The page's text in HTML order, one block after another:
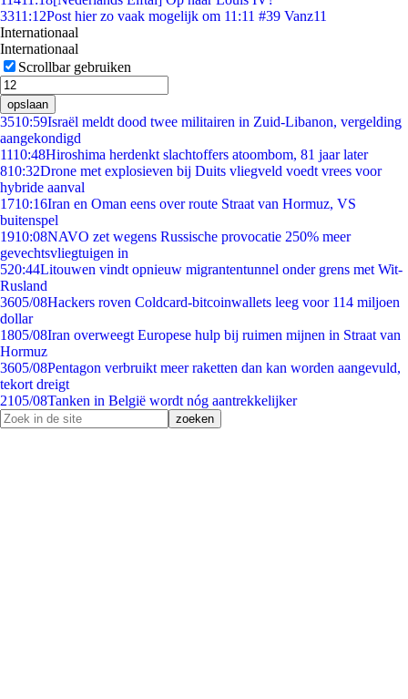
3311:12Post hier zo vaak mogelijk om 11:11 #39 Vanz11
Internationaal
Internationaal
Scrollbar gebruiken
opslaan
3510:59Israël meldt dood twee militairen in Zuid-Libanon, vergelding
aangekondigd
1110:48Hiroshima herdenkt slachtoffers atoombom, 81 jaar later
810:32Drone met explosieven bij Duits vliegveld voedt vrees voor
hybride aanval
1710:16Iran en Oman eens over route Straat van Hormuz, VS
buitenspel
1910:08NAVO zet wegens Russische provocatie 250% meer
gevechtsvliegtuigen in
520:44Litouwen vindt opnieuw migrantentunnel onder grens met Wit-
Rusland
3605/08Hackers roven Coldcard-bitcoinwallets leeg voor 114 miljoen
dollar
1805/08Iran overweegt Europese hulp bij ruimen mijnen in Straat van
Hormuz
3605/08Pentagon verbruikt meer raketten dan kan worden aangevuld,
tekort dreigt
2105/08Tanken in België wordt nóg aantrekkelijker